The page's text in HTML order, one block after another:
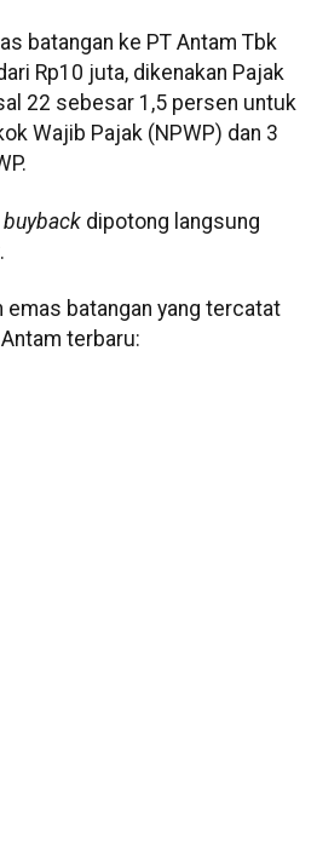
batangan ke PT Antam Tbk
Rp10 juta, dikenakan Pajak
22 sebesar 1,5 persen untuk
Wajib Pajak (NPWP) dan 3
buyback dipotong langsung
.
emas batangan yang tercatat
terbaru: